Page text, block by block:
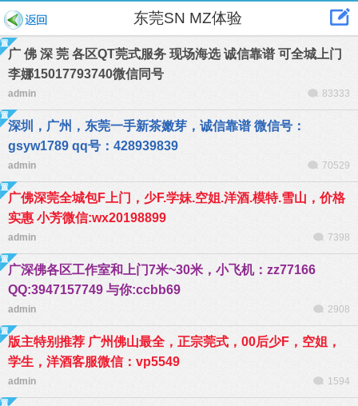
东莞SN MZ体验
广 佛 深 莞 各区QT莞式服务 现场海选 诚信靠谱 可全城上门
李娜15017793740微信同号
admin 83333
深圳，广州，东莞一手新茶嫩芽，诚信靠谱 微信号：
gsyw1789 qq号：428939839
admin 70529
广佛深莞全城包F上门，少F.学妹.空姐.洋酒.模特.雪山，价格
实惠 小芳微信:wx20198899
admin 7398
广深佛各区工作室和上门7米~30米，小飞机：zz77166
QQ:3947157749 与你:ccbb69
admin 2908
版主特别推荐 广州佛山最全，正宗莞式，00后少F，空姐，
学生，洋酒客服微信：vp5549
admin 1594